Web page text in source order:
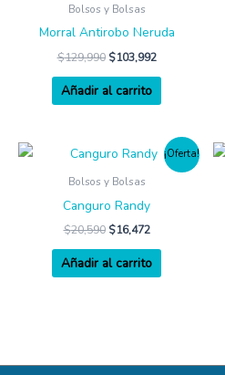
Bolsos y Bolsas
Morral Antirobo Neruda
$129,990 $103,992
Añadir al carrito
¡Oferta!
Bolsos y Bolsas
Canguro Randy
$20,590 $16,472
Añadir al carrito